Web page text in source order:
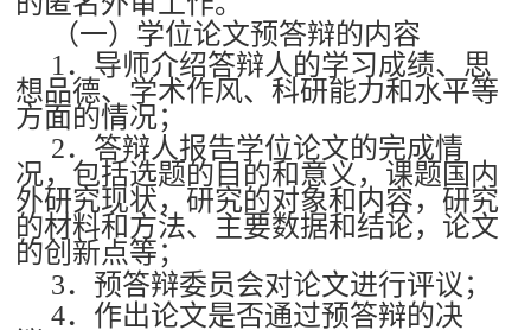
（一）学位论文预答辩的内容
1．导师介绍答辩人的学习成绩、思
想品德、学术作风、科研能力和水平等
方面的情况；
2．答辩人报告学位论文的完成情
况，包括选题的目的和意义，课题国内
外研究现状，研究的对象和内容，研究
的材料和方法、主要数据和结论，论文
的创新点等；
3．预答辩委员会对论文进行评议；
4．作出论文是否通过预答辩的决